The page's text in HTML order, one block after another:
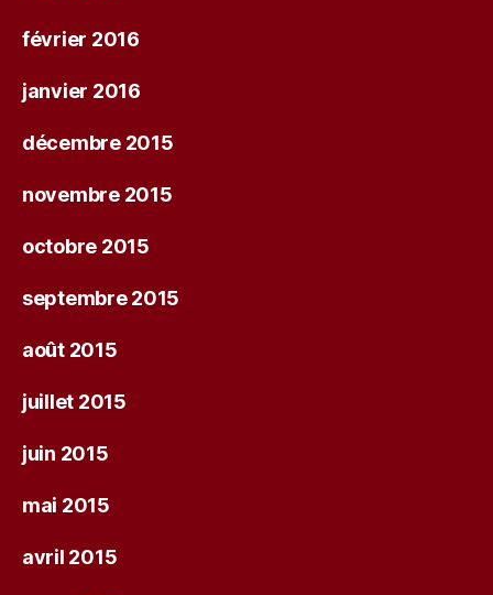
février 2016
janvier 2016
décembre 2015
novembre 2015
octobre 2015
septembre 2015
août 2015
juillet 2015
juin 2015
mai 2015
avril 2015